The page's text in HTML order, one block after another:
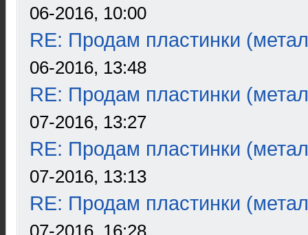
06-2016, 10:00
RE: Продам пластинки
06-2016, 13:48
RE: Продам пластинки
07-2016, 13:27
RE: Продам пластинки
07-2016, 13:13
RE: Продам пластинки
07-2016, 16:28